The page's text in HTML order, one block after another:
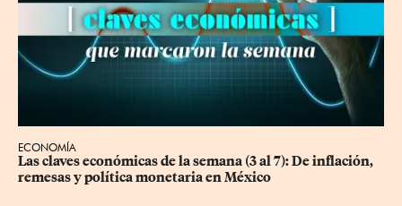
ECONOMÍA
Las claves económicas de la semana (3 al 7): De inflación,
remesas y política monetaria en México